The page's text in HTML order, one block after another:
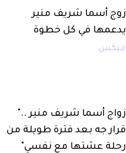
زوج أسما شريف منير
يدعمها في كل خطوة
ميكس
زواج أسما شريف منير .."
قرار جه بعد فترة طويلة من
رحلة عشتها مع نفسي"